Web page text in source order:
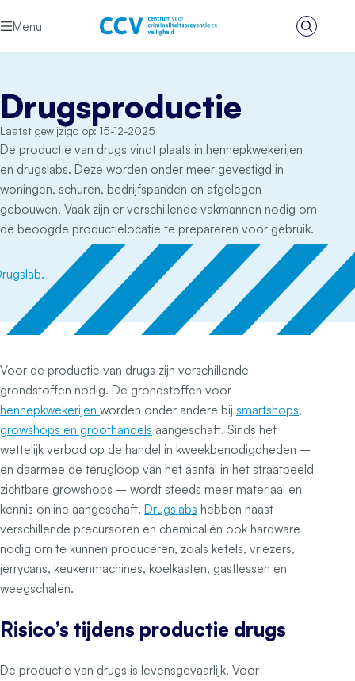
Menu
Zoeken
Drugsproductie
Laatst gewijzigd op: 15-12-2025
De productie van drugs vindt plaats in hennepkwekerijen
en drugslabs. Deze worden onder meer gevestigd in
woningen, schuren, bedrijfspanden en afgelegen
gebouwen. Vaak zijn er verschillende vakmannen nodig om
de beoogde productielocatie te prepareren voor gebruik.
Voor de productie van drugs zijn verschillende
grondstoffen nodig. De grondstoffen voor
hennepkwekerijen worden onder andere bij smartshops,
growshops en groothandels aangeschaft. Sinds het
wettelijk verbod op de handel in kweekbenodigdheden –
en daarmee de terugloop van het aantal in het straatbeeld
zichtbare growshops – wordt steeds meer materiaal en
kennis online aangeschaft. Drugslabs hebben naast
verschillende precursoren en chemicaliën ook hardware
nodig om te kunnen produceren, zoals ketels, vriezers,
jerrycans, keukenmachines, koelkasten, gasflessen en
weegschalen.
Risico’s tijdens productie drugs
De productie van drugs is levensgevaarlijk. Voor